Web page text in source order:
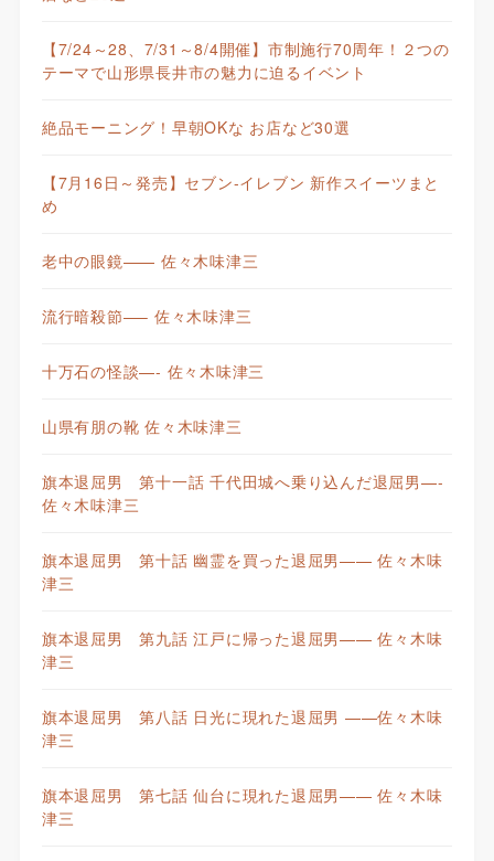
【7/24～28、7/31～8/4開催】市制施行70周年！２つの
テーマで山形県長井市の魅力に迫るイベント
絶品モーニング！早朝OKな お店など30選
【7月16日～発売】セブン-イレブン 新作スイーツまと
め
老中の眼鏡—— 佐々木味津三
流行暗殺節—– 佐々木味津三
十万石の怪談—- 佐々木味津三
山県有朋の靴 佐々木味津三
旗本退屈男 第十一話 千代田城へ乗り込んだ退屈男—-
佐々木味津三
旗本退屈男 第十話 幽霊を買った退屈男—— 佐々木味
津三
旗本退屈男 第九話 江戸に帰った退屈男—— 佐々木味
津三
旗本退屈男 第八話 日光に現れた退屈男 ——佐々木味
津三
旗本退屈男 第七話 仙台に現れた退屈男—— 佐々木味
津三